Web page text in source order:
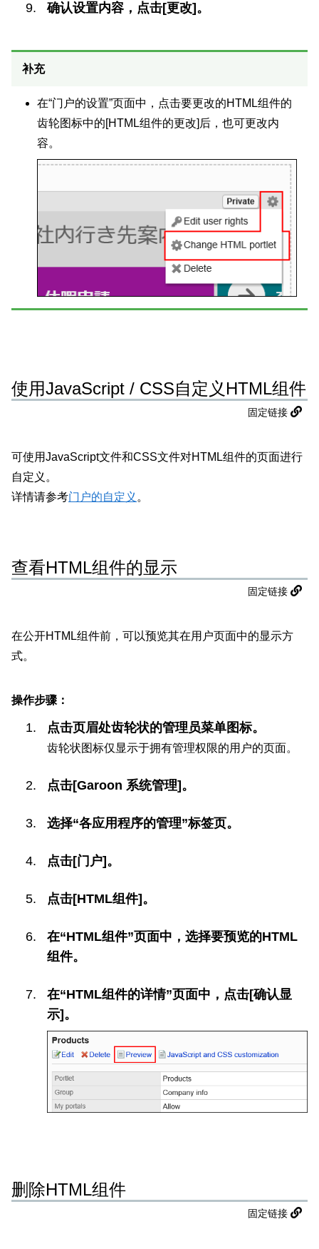
确认设置内容，点击[更改]。
补充
在“门户的设置”页面中，点击要更改的HTML组件的
齿轮图标中的[HTML组件的更改]后，也可更改内
容。
使用JavaScript / CSS自定义HTML组件
固定链接
可使用JavaScript文件和CSS文件对HTML组件的页面进行
自定义。
详情请参考门户的自定义 。
查看HTML组件的显示
固定链接
在公开HTML组件前，可以预览其在用户页面中的显示方
式。
操作步骤：
点击页眉处齿轮状的管理员菜单图标。
齿轮状图标仅显示于拥有管理权限的用户的页面。
点击[Garoon 系统管理]。
选择“各应用程序的管理”标签页。
点击[门户]。
点击[HTML组件]。
在“HTML组件”页面中，选择要预览的HTML
组件。
在“HTML组件的详情”页面中，点击[确认显
示]。
删除HTML组件
固定链接